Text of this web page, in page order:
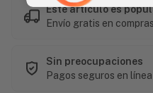
Este artículo es
Envío gratis en
Sin preocupaciones
Pagos seguros en